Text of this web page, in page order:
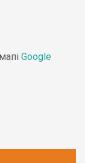
Google